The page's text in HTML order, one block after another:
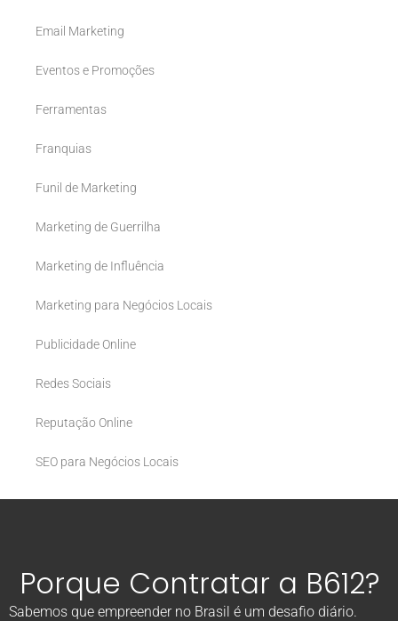
Email Marketing
Eventos e Promoções
Ferramentas
Franquias
Funil de Marketing
Marketing de Guerrilha
Marketing de Influência
Marketing para Negócios Locais
Publicidade Online
Redes Sociais
Reputação Online
SEO para Negócios Locais
Porque Contratar a B612?
Sabemos que empreender no Brasil é um desafio diário.